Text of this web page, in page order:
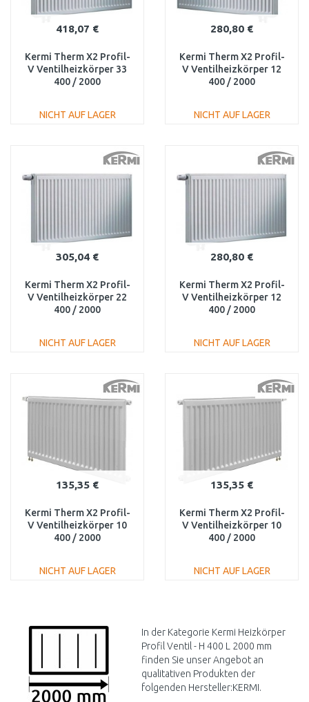
418,07 €
Kermi Therm X2 Profil-
V Ventilheizkörper 33
400 / 2000
NICHT AUF LAGER
280,80 €
Kermi Therm X2 Profil-
V Ventilheizkörper 12
400 / 2000
NICHT AUF LAGER
305,04 €
Kermi Therm X2 Profil-
V Ventilheizkörper 22
400 / 2000
NICHT AUF LAGER
Vergleichen
280,80 €
Kermi Therm X2 Profil-
V Ventilheizkörper 12
400 / 2000
NICHT AUF LAGER
Vergleichen
135,35 €
Kermi Therm X2 Profil-
V Ventilheizkörper 10
400 / 2000
NICHT AUF LAGER
Vergleichen
135,35 €
Kermi Therm X2 Profil-
V Ventilheizkörper 10
400 / 2000
NICHT AUF LAGER
Vergleichen
In der Kategorie Kermi Heizkörper
Profil Ventil - H 400 L 2000 mm
finden Sie unser Angebot an
qualitativen Produkten der
folgenden Hersteller:KERMI.